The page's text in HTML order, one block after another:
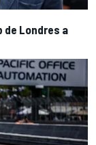
de Londres a